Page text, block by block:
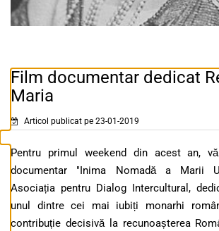
Film documentar dedicat
Maria
Articol publicat pe 23-01-2019
Pentru primul weekend din acest an,
documentar "Inima Nomadă a Marii
Asociația pentru Dialog Intercultural,
unul dintre cei mai iubiți monarhi
contribuție decisivă la recunoașterea